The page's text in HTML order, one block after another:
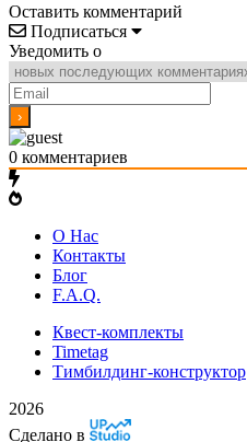
Оставить комментарий
Подписаться
Уведомить о
0 комментариев
О Нас
Контакты
Блог
F.A.Q.
Квест-комплекты
Timetag
Тимбилдинг-конструктор
2026
Сделано в